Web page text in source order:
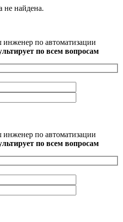
не найдена.
по автоматизации
по всем вопросам
по автоматизации
по всем вопросам